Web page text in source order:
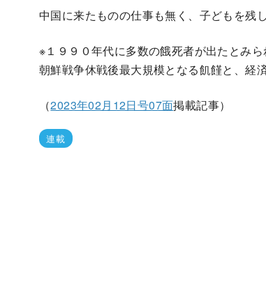
中国に来たものの仕事も無く、子どもを残
※１９９０年代に多数の餓死者が出たとみ
朝鮮戦争休戦後最大規模となる飢饉と、経
（2023年02月12日号07面掲載記事）
連載